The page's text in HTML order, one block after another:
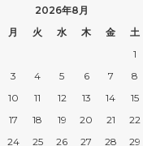
2026年8月
月 火 水 木 金
土
1
3 4 5 6 7
8
10 11 12 13 14
15
17 18 19 20 21
22
24 25 26 27 28
29